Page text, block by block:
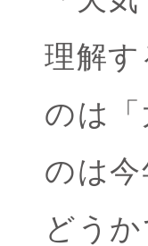
理解
のは
のは
どう